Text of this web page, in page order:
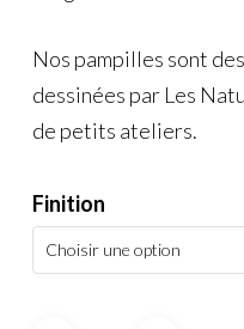
Nos pampilles sont
dessinées par Les
de petits ateliers.
Finition
Choisir une option